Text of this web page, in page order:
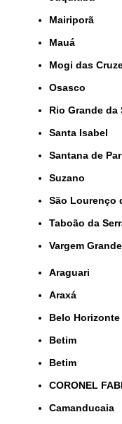
Mairiporã
Mauá
Mogi das
Osasco
Rio Grande da
Santa Isabel
Santana de
Suzano
São Lourenço
Taboão da
Vargem
Araguari
Araxá
Belo Horizonte
Betim
Betim
CORONEL
Camanducaia